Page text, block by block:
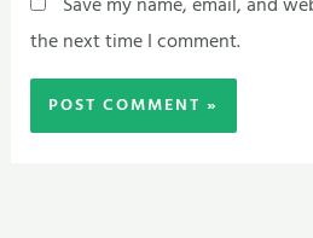
the next time I comment.